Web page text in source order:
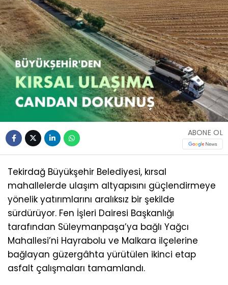
ABONE OL
Tekirdağ Büyükşehir Belediyesi, kırsal
mahallelerde ulaşım altyapısını güçlendirmeye
yönelik yatırımlarını aralıksız bir şekilde
sürdürüyor. Fen İşleri Dairesi Başkanlığı
tarafından Süleymanpaşa’ya bağlı Yağcı
Mahallesi’ni Hayrabolu ve Malkara ilçelerine
bağlayan güzergâhta yürütülen ikinci etap
asfalt çalışmaları tamamlandı.